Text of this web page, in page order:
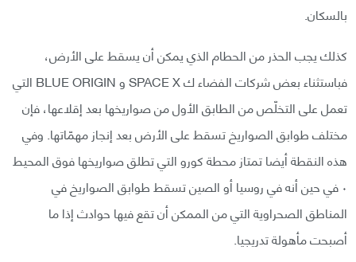
بالسكان.
كذلك يجب الحذر من الحطام الذي يمكن أن يسقط على الأرض،
فباستثناء بعض شركات الفضاء ك SPACE X و BLUE ORIGIN التي
تعمل على التخلّص من الطابق الأول من صواريخها بعد إقلاعها، فإن
مختلف طوابق الصواريخ تسقط على الأرض بعد إنجاز مهمّاتها. وفي
هذه النقطة أيضا تمتاز محطة كورو التي تطلق صواريخها فوق المحيط
٠ في حين أنه في روسيا أو الصين تسقط طوابق الصواريخ في
المناطق الصحراوية التي من الممكن أن تقع فيها حوادث إذا ما
أصبحت مأهولة تدريجيا.